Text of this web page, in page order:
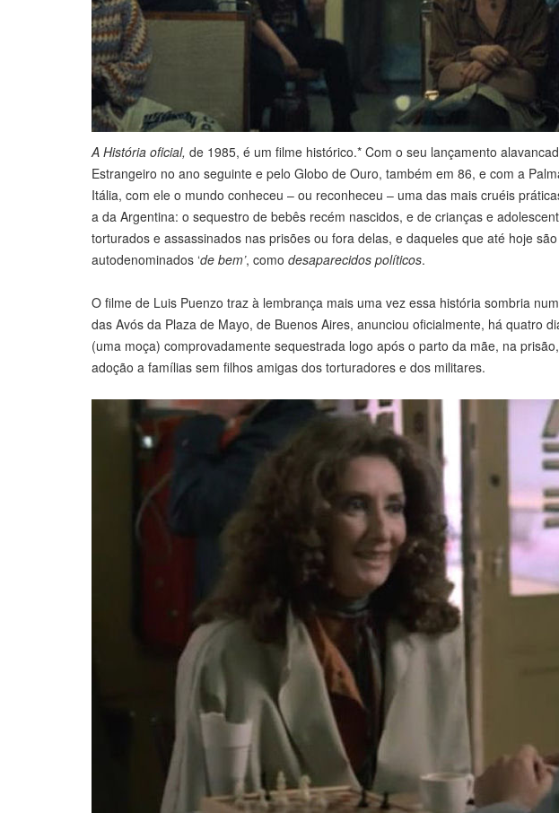
A História oficial, de 1985, é um filme histórico.* Com o seu lançamento
Estrangeiro no ano seguinte e pelo Globo de Ouro, também em 86, e com a
Itália, com ele o mundo conheceu – ou reconheceu – uma das mais cruéis
a da Argentina: o sequestro de bebês recém nascidos, e de crianças e
torturados e assassinados nas prisões ou fora delas, e daqueles que até hoje
autodenominados ‘de bem’, como desaparecidos políticos.
O filme de Luis Puenzo traz à lembrança mais uma vez essa história sombria
das Avós da Plaza de Mayo, de Buenos Aires, anunciou oficialmente, há quatro
(uma moça) comprovadamente sequestrada logo após o parto da mãe, na
adoção a famílias sem filhos amigas dos torturadores e dos militares.